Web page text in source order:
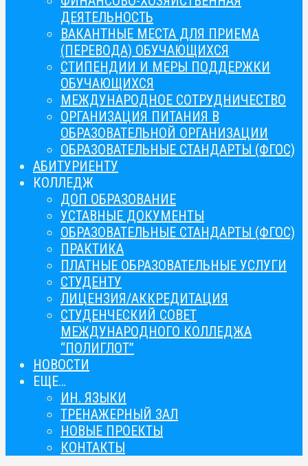
ДЕЯТЕЛЬНОСТЬ
ВАКАНТНЫЕ МЕСТА ДЛЯ ПРИЕМА
(ПЕРЕВОДА) ОБУЧАЮЩИХСЯ
СТИПЕНДИИ И МЕРЫ ПОДДЕРЖКИ
ОБУЧАЮЩИХСЯ
МЕЖДУНАРОДНОЕ СОТРУДНИЧЕСТВО
ОРГАНИЗАЦИЯ ПИТАНИЯ В
ОБРАЗОВАТЕЛЬНОЙ ОРГАНИЗАЦИИ
ОБРАЗОВАТЕЛЬНЫЕ СТАНДАРТЫ (ФГОС)
АБИТУРИЕНТУ
КОЛЛЕДЖ
ДОП ОБРАЗОВАНИЕ
УСТАВНЫЕ ДОКУМЕНТЫ
ОБРАЗОВАТЕЛЬНЫЕ СТАНДАРТЫ (ФГОС)
ПРАКТИКА
ПЛАТНЫЕ ОБРАЗОВАТЕЛЬНЫЕ УСЛУГИ
СТУДЕНТУ
ЛИЦЕНЗИЯ/АККРЕДИТАЦИЯ
СТУДЕНЧЕСКИЙ СОВЕТ
МЕЖДУНАРОДНОГО КОЛЛЕДЖА
“ПОЛИГЛОТ”
НОВОСТИ
ЕЩЕ…
ИН. ЯЗЫКИ
ТРЕНАЖЕРНЫЙ ЗАЛ
НОВЫЕ ПРОЕКТЫ
КОНТАКТЫ